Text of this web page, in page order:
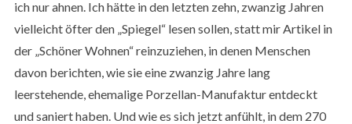
ich nur ahnen. Ich hätte in den letzten zehn, zwanzig Jahren
vielleicht öfter den „Spiegel“ lesen sollen, statt mir Artikel in
der „Schöner Wohnen“ reinzuziehen, in denen Menschen
davon berichten, wie sie eine zwanzig Jahre lang
leerstehende, ehemalige Porzellan-Manufaktur entdeckt
und saniert haben. Und wie es sich jetzt anfühlt, in dem 270